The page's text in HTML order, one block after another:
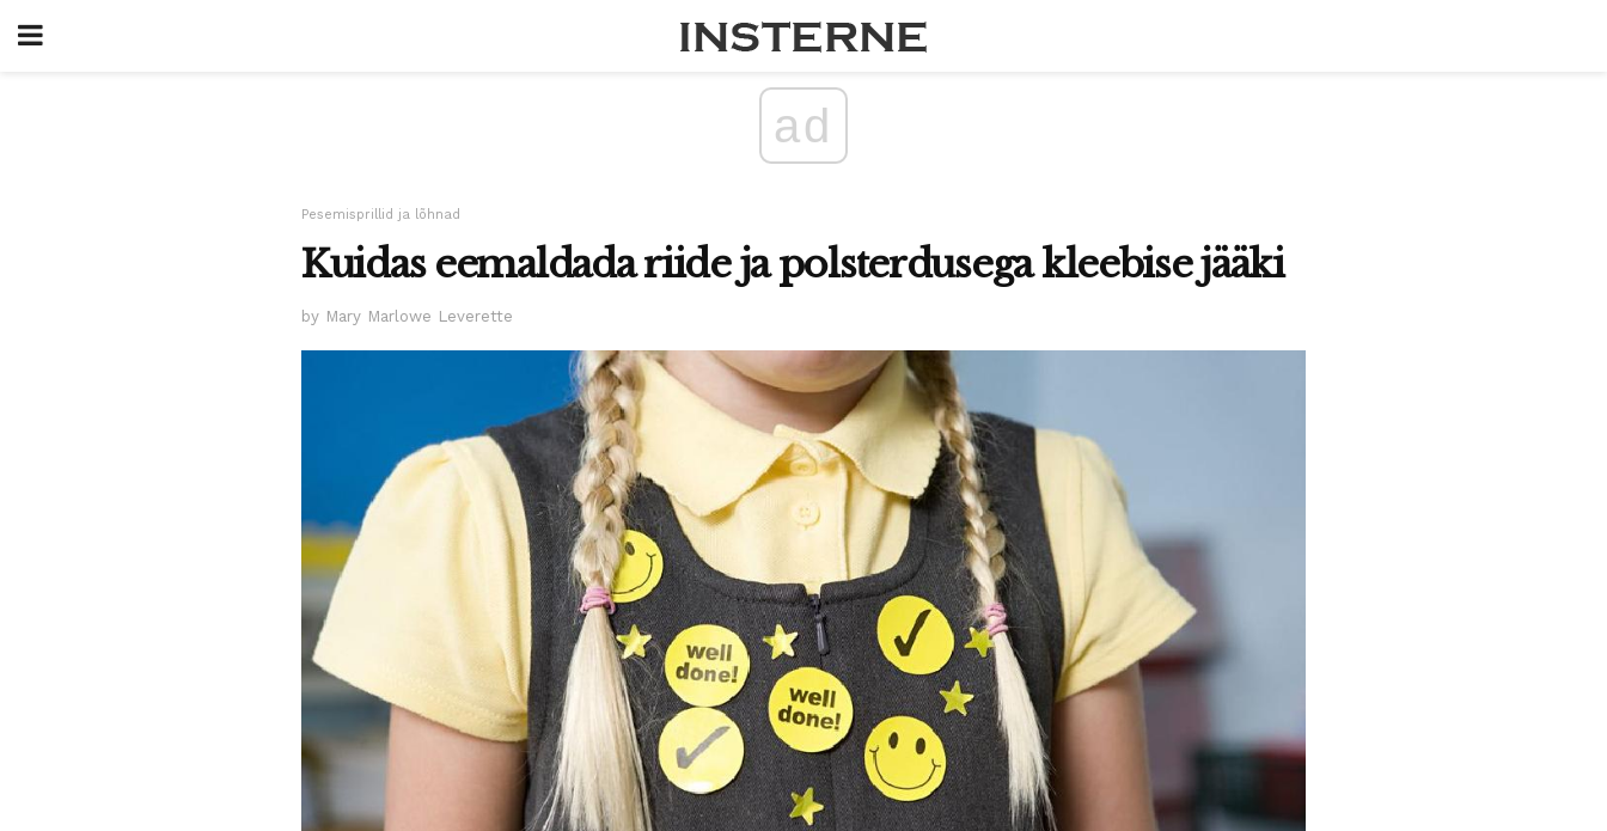
ad
Pesemisprillid ja lõhnad
Kuidas eemaldada riide ja polsterdusega kleebise jääki
by Mary Marlowe Leverette